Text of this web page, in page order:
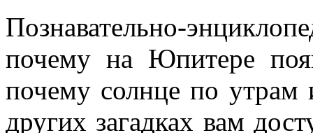
Познавательно-
почему на Юпитере
почему солнце по утрам
других загадках вам